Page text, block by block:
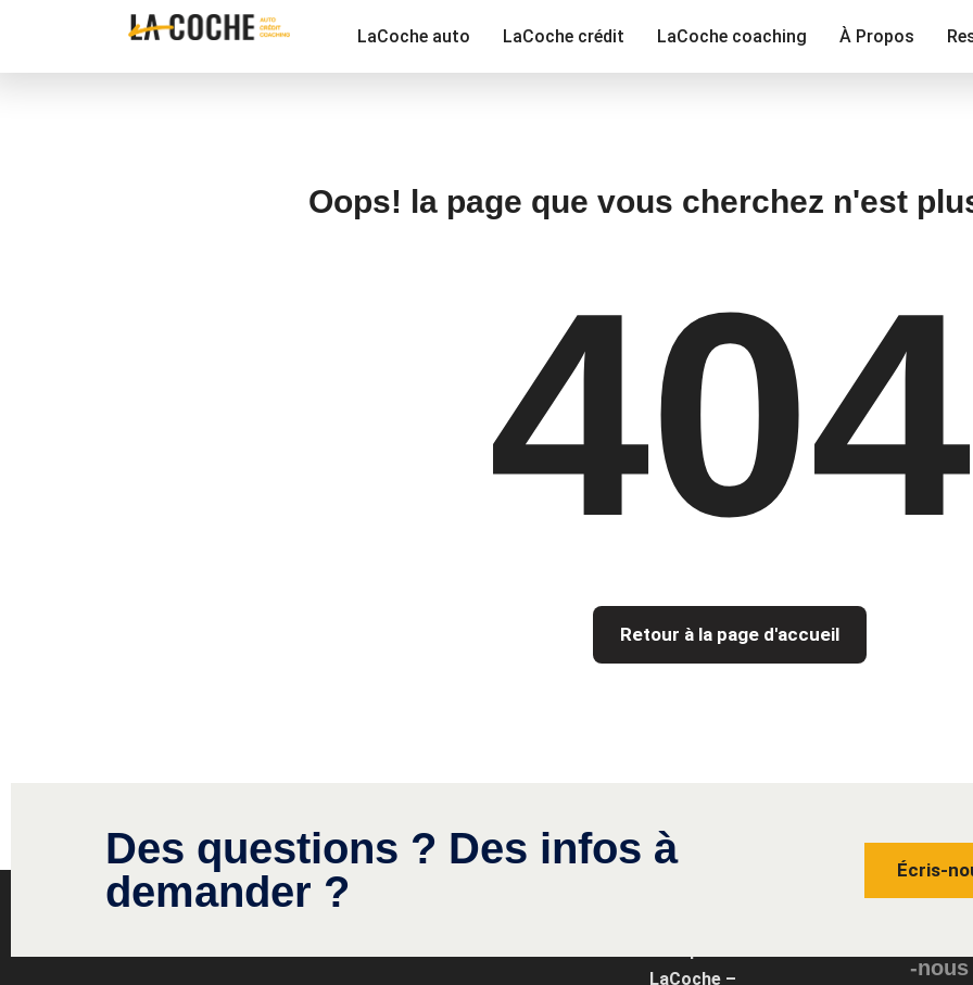
LaCoche auto LaCoche crédit LaCoche coaching À Propos
Oops! la page que vous cherchez n'est
404
Retour à la page d'accueil
Des questions ? Des infos à
demander ?
Écris-
LaCoche –
-nous